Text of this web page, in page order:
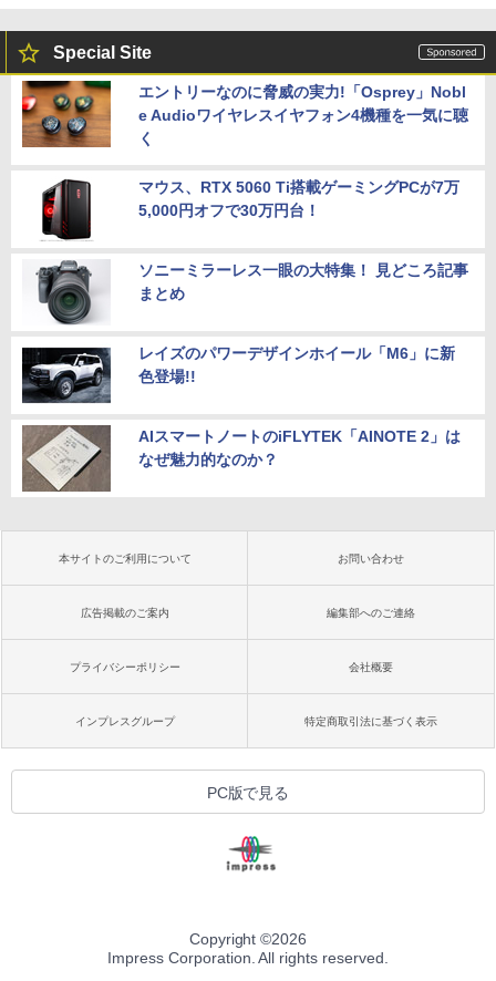
Special Site
エントリーなのに脅威の実力!「Osprey」Nobl
e Audioワイヤレスイヤフォン4機種を一気に聴
く
マウス、RTX 5060 Ti搭載ゲーミングPCが7万
5,000円オフで30万円台！
ソニーミラーレス一眼の大特集！ 見どころ記事
まとめ
レイズのパワーデザインホイール「M6」に新
色登場!!
AIスマートノートのiFLYTEK「AINOTE 2」は
なぜ魅力的なのか？
本サイトのご利用について お問い合わせ
広告掲載のご案内 編集部へのご連絡
プライバシーポリシー 会社概要
インプレスグループ 特定商取引法に基づく表示
PC版で見る
Copyright ©2026
Impress Corporation. All rights reserved.